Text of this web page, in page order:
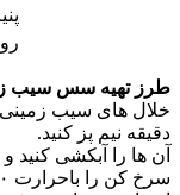
طرز تهیه سس سیب
دقیقه نیم پز کنید.
آن ها را آبکشی کنید